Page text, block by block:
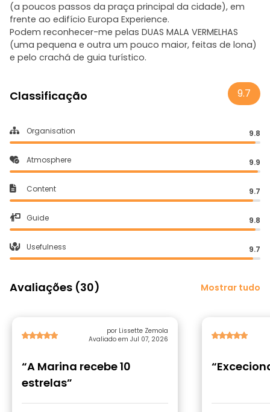
(a poucos passos da praça principal da cidade), em
frente ao edifício Europa Experience.
Podem reconhecer-me pelas DUAS MALA VERMELHAS
(uma pequena e outra um pouco maior, feitas de lona)
e pelo crachá de guia turístico.
Classificação 9.7
Organisation 9.8
Atmosphere 9.9
Content 9.7
Guide 9.8
Usefulness 9.7
Avaliações (30) Mostrar tudo
por Lissette Zemola
Avaliado em Jul 07, 2026
“A Marina recebe 10
estrelas”